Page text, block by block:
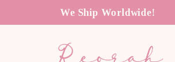
We Ship Worldwide!